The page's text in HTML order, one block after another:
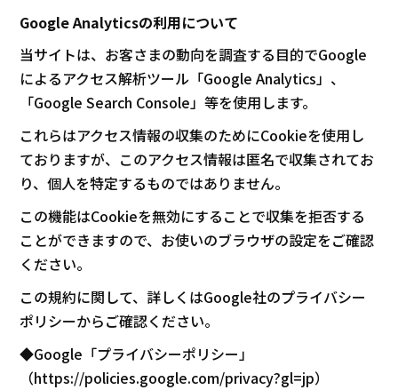
Google Analyticsの利用について
当サイトは、お客さまの動向を調査する目的でGoogle
によるアクセス解析ツール「Google Analytics」、
「Google Search Console」等を使用します。
これらはアクセス情報の収集のためにCookieを使用し
ておりますが、このアクセス情報は匿名で収集されてお
り、個人を特定するものではありません。
この機能はCookieを無効にすることで収集を拒否する
ことができますので、お使いのブラウザの設定をご確認
ください。
この規約に関して、詳しくはGoogle社のプライバシー
ポリシーからご確認ください。
◆Google「プライバシーポリシー」
（https://policies.google.com/privacy?gl=jp）